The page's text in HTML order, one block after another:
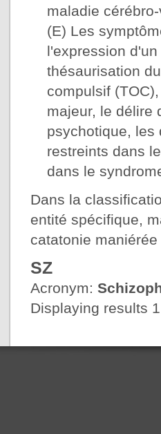
maladie
(E) Les
l'expression
thésaurisation
compulsif
majeur, le délire
psychotique, les
restreints dans
dans le
Dans la
entité spécifique,
catatonie
SZ
Acronym:
Displaying results